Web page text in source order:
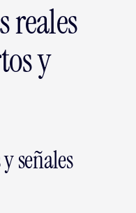
reales
y
señales